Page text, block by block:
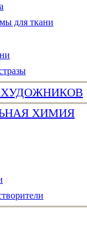
для ткани
ХИМИЯ